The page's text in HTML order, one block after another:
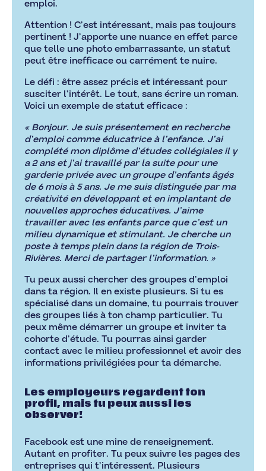
emploi.
Attention ! C’est intéressant, mais pas toujours
pertinent ! J’apporte une nuance en effet parce
que telle une photo embarrassante, un statut
peut être inefficace ou carrément te nuire.
Le défi : être assez précis et intéressant pour
susciter l’intérêt. Le tout, sans écrire un roman.
Voici un exemple de statut efficace :
« Bonjour. Je suis présentement en recherche
d’emploi comme éducatrice à l’enfance. J’ai
complété mon diplôme d’études collégiales il y
a 2 ans et j’ai travaillé par la suite pour une
garderie privée avec un groupe d’enfants âgés
de 6 mois à 5 ans. Je me suis distinguée par ma
créativité en développant et en implantant de
nouvelles approches éducatives. J’aime
travailler avec les enfants parce que c’est un
milieu dynamique et stimulant. Je cherche un
poste à temps plein dans la région de Trois-
Rivières. Merci de partager l’information. »
Tu peux aussi chercher des groupes d’emploi
dans ta région. Il en existe plusieurs. Si tu es
spécialisé dans un domaine, tu pourrais trouver
des groupes liés à ton champ particulier. Tu
peux même démarrer un groupe et inviter ta
cohorte d’étude. Tu pourras ainsi garder
contact avec le milieu professionnel et avoir des
informations privilégiées pour ta démarche.
Les employeurs regardent ton
profil, mais tu peux aussi les
observer!
Facebook est une mine de renseignement.
Autant en profiter. Tu peux suivre les pages des
entreprises qui t’intéressent. Plusieurs